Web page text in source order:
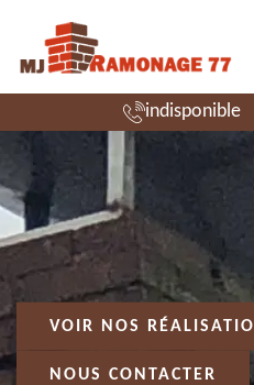
indisponible
VOIR NOS
NOUS CONTACTER